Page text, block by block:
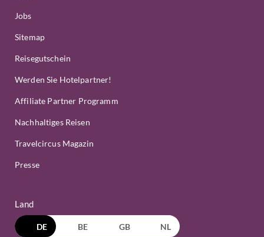
Jobs
Sitemap
Reisegutschein
Werden Sie Hotelpartner!
Affiliate Partner Programm
Nachhaltiges Reisen
Travelcircus Magazin
Presse
Land
DE BE GB NL